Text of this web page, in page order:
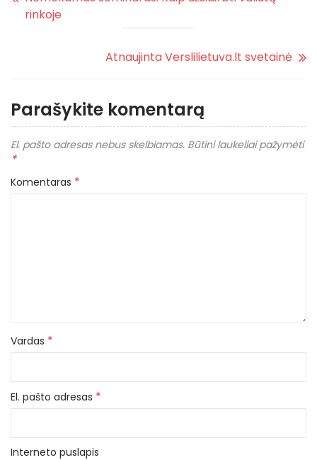
rinkoje
Atnaujinta Verslilietuva.lt svetainė
Parašykite komentarą
El. pašto adresas nebus skelbiamas. Būtini laukeliai pažymėti
*
Komentaras *
Vardas *
El. pašto adresas *
Interneto puslapis